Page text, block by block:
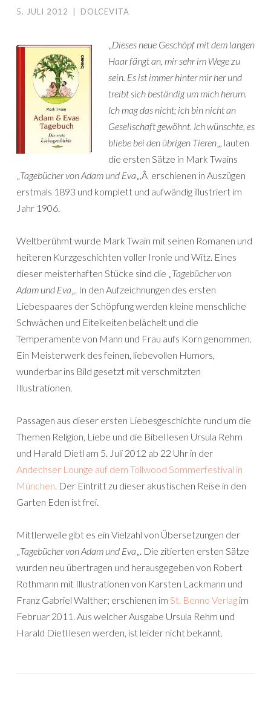
5. JULI 2012 DOLCEVITA
„Dieses neue Geschöpf mit dem langen
Haar fängt an, mir sehr im Wege zu
sein. Es ist immer hinter mir her und
treibt sich beständig um mich herum.
Ich mag das nicht; ich bin nicht an
Gesellschaft gewöhnt. Ich wünschte, es
bliebe bei den übrigen Tieren„, lauten
die ersten Sätze in Mark Twains
„Tagebücher von Adam und Eva„,Â erschienen in Auszügen
erstmals 1893 und komplett und aufwändig illustriert im
Jahr 1906.
Weltberühmt wurde Mark Twain mit seinen Romanen und
heiteren Kurzgeschichten voller Ironie und Witz. Eines
dieser meisterhaften Stücke sind die „Tagebücher von
Adam und Eva„. In den Aufzeichnungen des ersten
Liebespaares der Schöpfung werden kleine menschliche
Schwächen und Eitelkeiten belächelt und die
Temperamente von Mann und Frau aufs Korn genommen.
Ein Meisterwerk des feinen, liebevollen Humors,
wunderbar ins Bild gesetzt mit verschmitzten
Illustrationen.
Passagen aus dieser ersten Liebesgeschichte rund um die
Themen Religion, Liebe und die Bibel lesen Ursula Rehm
und Harald Dietl am 5. Juli 2012 ab 22 Uhr in der
Andechser Lounge auf dem Tollwood Sommerfestival in
München. Der Eintritt zu dieser akustischen Reise in den
Garten Eden ist frei.
Mittlerweile gibt es ein Vielzahl von Übersetzungen der
„Tagebücher von Adam und Eva„. Die zitierten ersten Sätze
wurden neu übertragen und herausgegeben von Robert
Rothmann mit Illustrationen von Karsten Lackmann und
Franz Gabriel Walther; erschienen im St. Benno Verlag im
Februar 2011. Aus welcher Ausgabe Ursula Rehm und
Harald Dietl lesen werden, ist leider nicht bekannt.